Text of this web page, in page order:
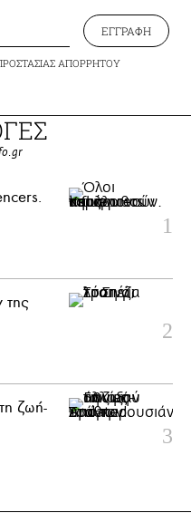
ΕΓΓΡΑΦΗ
ΑΠΟΡΡΗΤΟΥ
της
ζωή-